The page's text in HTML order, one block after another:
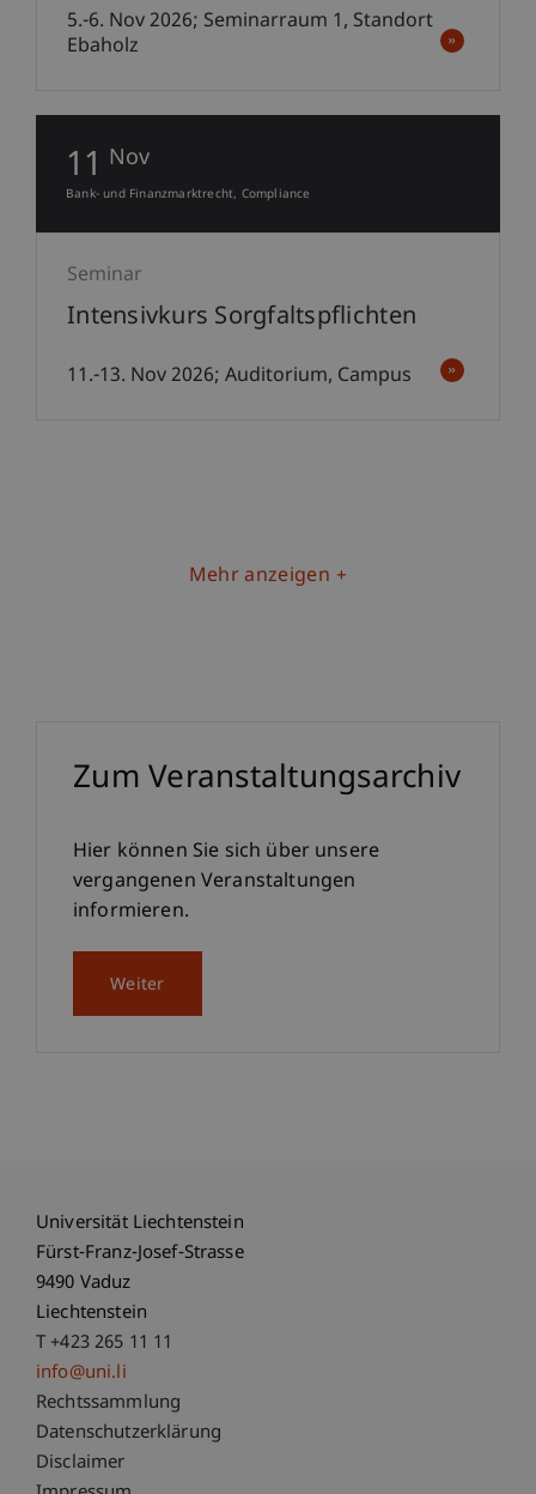
5.-6. Nov 2026; Seminarraum 1, Standort
Ebaholz
11 Nov
Bank- und Finanzmarktrecht Compliance
Seminar
Intensivkurs Sorgfaltspflichten
11.-13. Nov 2026; Auditorium, Campus
Mehr anzeigen
Zum Veranstaltungsarchiv
Hier können Sie sich über unsere
vergangenen Veranstaltungen
informieren.
Weiter
Universität Liechtenstein
Fürst-Franz-Josef-Strasse
9490 Vaduz
Liechtenstein
T +423 265 11 11
info@uni.li
Fußzeile Rechtliche Hinweise
Rechtssammlung
Datenschutzerklärung
Disclaimer